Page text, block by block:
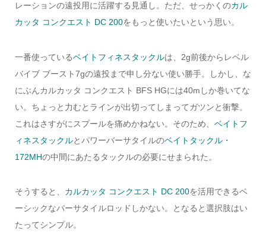
レーションの遠投用に活躍する見通し。ただ、せっかくのカル
カッタ コンクエスト DC 200をもっと使いたいという思い。
一番使っているベイトフィネスタックルは、2g前後からレベル
バイブ ブースト7gの遠投まで申し分ない使い勝手。しかし、な
にぶんカルカッタ コンクエスト BFS HGには40mしか巻いてな
い。ちょっと力むとラインが出切ってしまってガツンと衝撃。
これはさすがにスプールを痛めかねない。そのため、 ベイトフ
ィネスタックルとパワーバーサタイルのベイトタックル・
172MHの中間にあたるタックルの必要にせまられた。
そうすると、 カルカッタ コンクエスト DC 200を活用できるベ
ーシックなバーサタイルロッドしかない。となると選択肢はい
たってシンプル。